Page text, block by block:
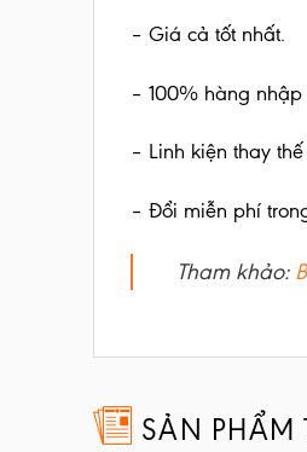
– Giá cả tốt nhất.
– 100% hàng
– Linh kiện thay
– Đổi miễn phí
Tham khảo:
SẢN PHẨM